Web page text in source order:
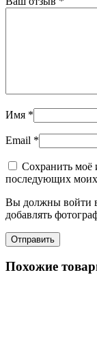
Имя *
Email *
Сохранить моё
последующих
Вы должны войти
добавлять
Похожие